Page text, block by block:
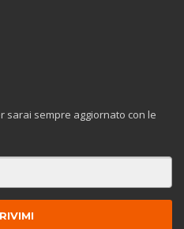
sarai sempre aggiornato con le